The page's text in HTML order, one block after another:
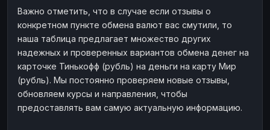
Важно отметить, что в случае если отзывы о
конкретном пункте обмена валют вас смутили, то
наша таблица предлагает множество других
надежных и проверенных вариантов обмена денег на
карточке Тинькофф (рубль) на деньги на карту Мир
(рубль). Мы постоянно проверяем новые отзывы,
обновляем курсы и направления, чтобы
предоставлять вам самую актуальную информацию.